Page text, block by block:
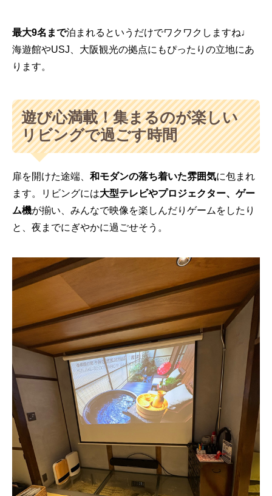
最大9名まで泊まれるというだけでワクワクしますね♩
海遊館やUSJ、大阪観光の拠点にもぴったりの立地にあ
ります。
遊び心満載！集まるのが楽しい
リビングで過ごす時間
扉を開けた途端、 和モダンの落ち着いた雰囲気に包まれ
ます。
リビングには大型テレビやプロジェクター、ゲー
ム機が揃い、みんなで映像を楽しんだりゲームをしたり
と、夜までにぎやかに過ごせそう。